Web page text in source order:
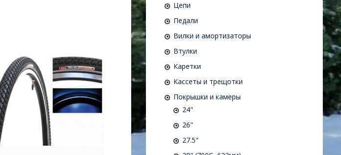
Цепи
Педали
Вилки и амортизаторы
Втулки
Каретки
Кассеты и трещотки
Покрышки и камеры
24"
26"
27.5"